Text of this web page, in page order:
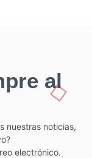
al
nuestras noticias,
electrónico.